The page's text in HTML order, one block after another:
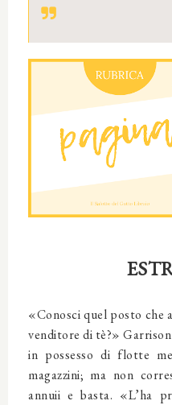
«Conosci quel posto che
venditore di tè?»
in possesso di flotte
magazzini; ma non
annuii e basta. «L’ha